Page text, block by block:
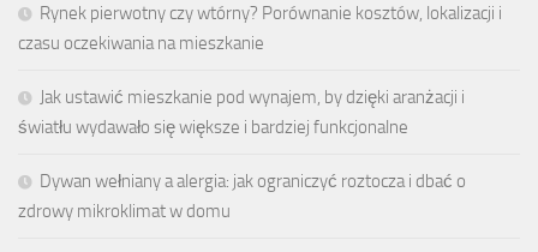
Rynek pierwotny czy wtórny? Porównanie kosztów, lokalizacji i
czasu oczekiwania na mieszkanie
Jak ustawić mieszkanie pod wynajem, by dzięki aranżacji i
światłu wydawało się większe i bardziej funkcjonalne
Dywan wełniany a alergia: jak ograniczyć roztocza i dbać o
zdrowy mikroklimat w domu